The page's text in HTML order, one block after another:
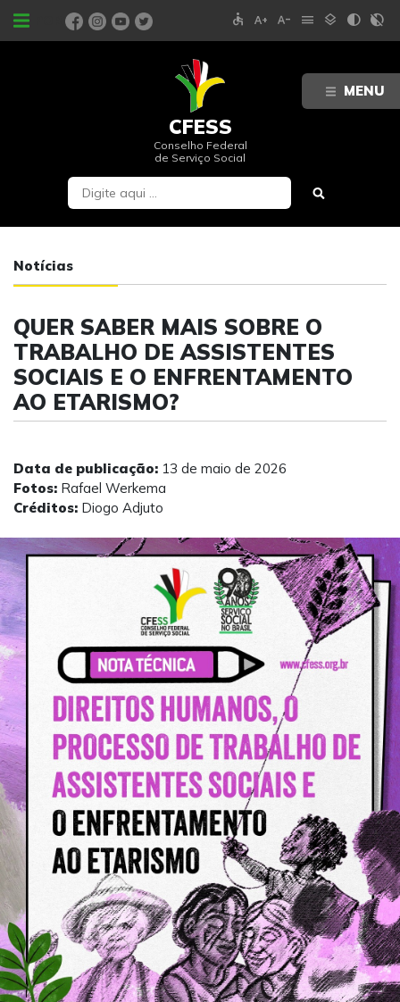
MENU
PORTAIS accessible text_increase text_decrease menu layers contrast contrast_rtl_off
CFESS
Conselho Federal
de Serviço Social
Notícias
QUER SABER MAIS SOBRE O
TRABALHO DE ASSISTENTES
SOCIAIS E O ENFRENTAMENTO
AO ETARISMO?
Data de publicação: 13 de maio de 2026
Fotos: Rafael Werkema
Créditos: Diogo Adjuto